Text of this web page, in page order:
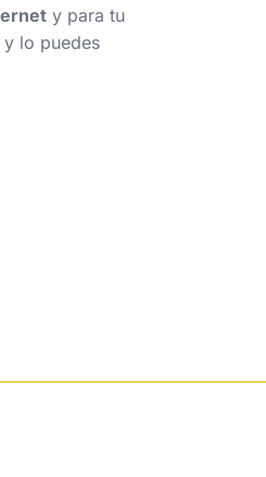
y para tu
lo puedes